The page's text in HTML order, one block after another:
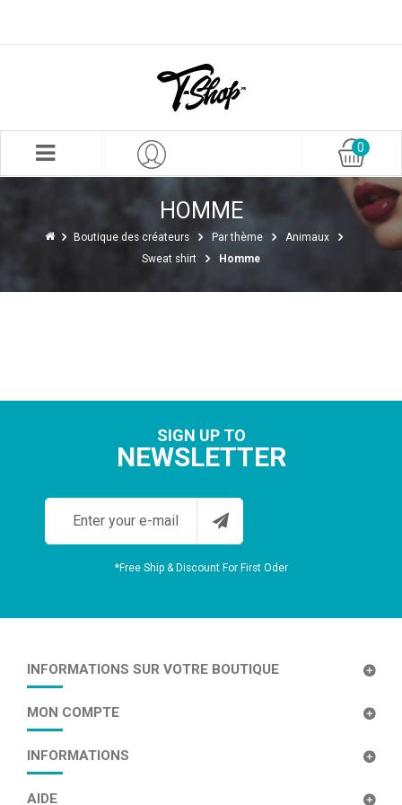
0
HOMME
Boutique des créateurs Par thème
Animaux
Sweat shirt
Homme
SIGN UP TO
NEWSLETTER
*Free Ship & Discount For First Oder
INFORMATIONS SUR VOTRE BOUTIQUE
MON COMPTE
INFORMATIONS
AIDE